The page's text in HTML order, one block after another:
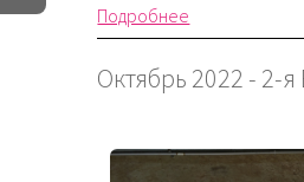
Подробнее
Октябрь 2022 - 2-